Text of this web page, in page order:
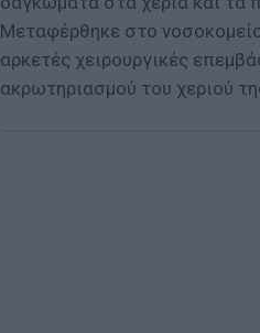
Μεταφέρθηκε στο
αρκετές χειρουργικές
ακρωτηριασμού του χεριού